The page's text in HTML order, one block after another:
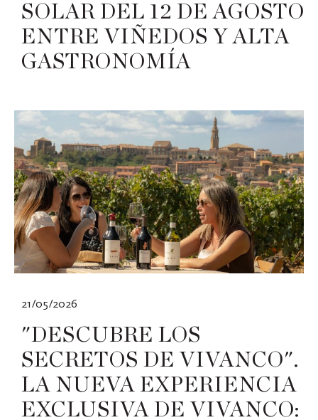
SOLAR DEL 12 DE AGOSTO
ENTRE VIÑEDOS Y ALTA
GASTRONOMÍA
21/05/2026
"DESCUBRE LOS
SECRETOS DE VIVANCO".
LA NUEVA EXPERIENCIA
EXCLUSIVA DE VIVANCO: